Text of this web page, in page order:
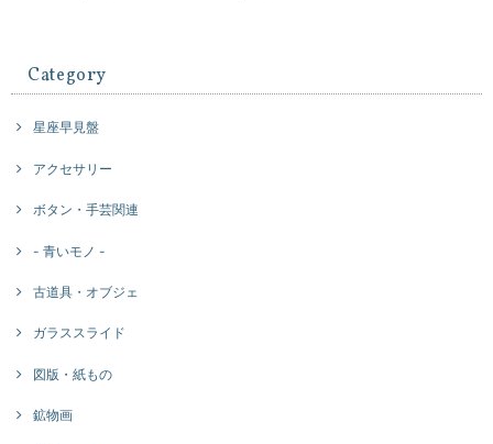
Category
星座早見盤
アクセサリー
ボタン・手芸関連
- 青いモノ -
古道具・オブジェ
ガラススライド
図版・紙もの
鉱物画